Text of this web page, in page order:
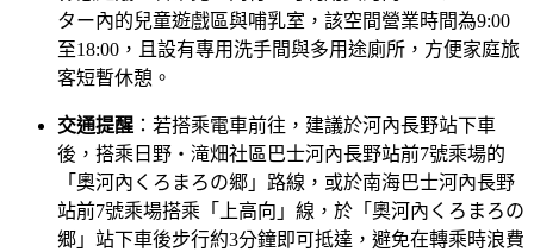
ター內的兒童遊戲區與哺乳室，該空間營業時間為9:00
至18:00，且設有專用洗手間與多用途廁所，方便家庭旅
客短暫休憩。
交通提醒 ：若搭乘電車前往，建議於河內長野站下車
後，搭乘日野・滝畑社區巴士河內長野站前7號乘場的
「奧河內くろまろの郷」路線，或於南海巴士河內長野
站前7號乘場搭乘「上高向」線，於「奧河內くろまろの
郷」站下車後步行約3分鐘即可抵達，避免在轉乘時浪費